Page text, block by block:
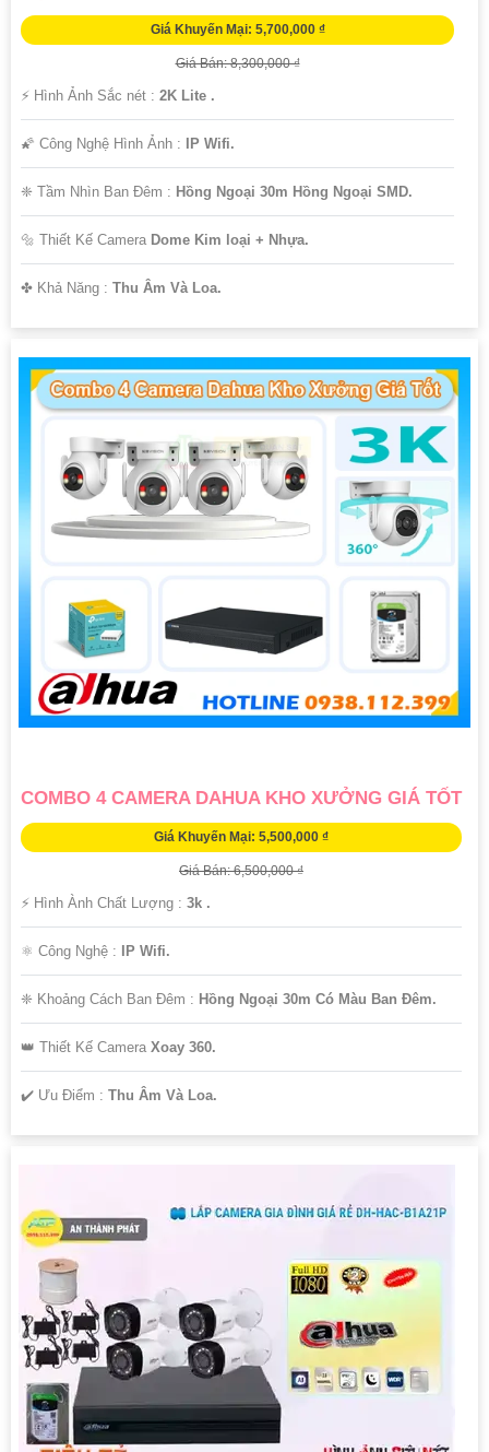
Giá Khuyến Mại: 5,700,000 ₫
Giá Bán: 8,300,000 ₫
️⚡ Hình Ảnh Sắc nét : 2K Lite .
🌠 Công Nghệ Hình Ảnh : IP Wifi.
❈ Tầm Nhìn Ban Đêm : Hồng Ngoại 30m Hồng Ngoại SMD.
🔩 Thiết Kế Camera Dome Kim loại + Nhựa.
️✤ Khả Năng : Thu Âm Và Loa.
COMBO 4 CAMERA DAHUA KHO XƯỞNG GIÁ TỐT
Giá Khuyến Mại: 5,500,000 ₫
Giá Bán: 6,500,000 ₫
️⚡ Hình Ành Chất Lượng : 3k .
⚛️ Công Nghệ : IP Wifi.
❈ Khoảng Cách Ban Đêm : Hồng Ngoại 30m Có Màu Ban Ðêm.
👑 Thiết Kế Camera Xoay 360.
️✔️ Ưu Điểm : Thu Âm Và Loa.